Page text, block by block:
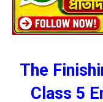
The
Class 5